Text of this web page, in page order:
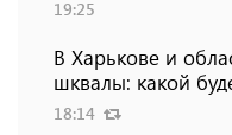
19:25
В Харькове и
шквалы: какой
18:14